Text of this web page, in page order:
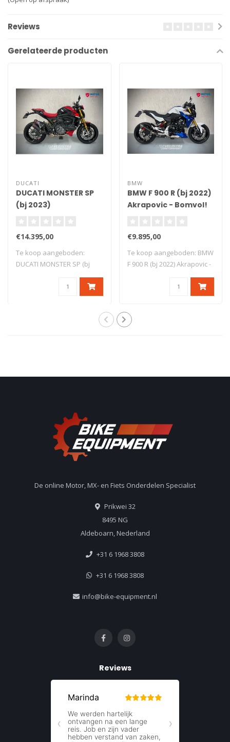
Reviews
Gerelateerde producten
DUCATI
DUCATI MONSTER SP
(bj 2023)
€14.395,00
Te koop aangeboden:
DUCATI MONSTER SP (bj
2023) GERESERVEERD
BMW
BMW F 900 R (bj 2022)
Akrapovic - Bomvol!
€9.895,00
Te koop aangeboden: BMW
F 900 R (bj 2022) Akrapovic -
De online Motor, MX- en Fiets Onderdelen Specialist
Prikwei 32
8495 NG
Aldeboarn, Nederland
+31 6 1968 3808
+31 6 1968 3808
info@bike-equipment.nl
Reviews